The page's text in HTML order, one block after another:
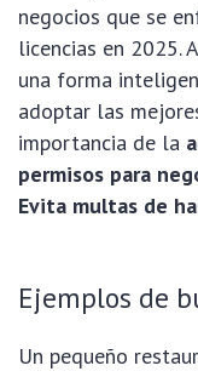
negocios que se
licencias en 2025.
una forma
adoptar las
importancia de la
permisos para
Evita multas de
Ejemplos de
Un pequeño